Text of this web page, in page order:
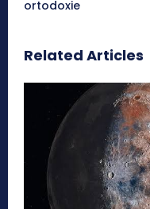
ortodoxie
Related Articles